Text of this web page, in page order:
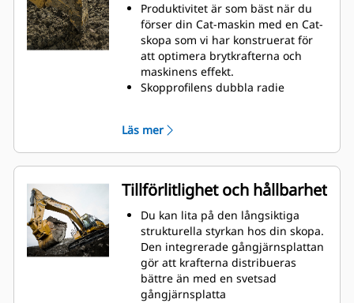
Produktivitet är som bäst när du
förser din Cat-maskin med en Cat-
skopa som vi har konstruerat för
att optimera brytkrafterna och
maskinens effekt.
Skopprofilens dubbla radie
frigång säkerställer att skopans
botten inte släpar, vilket minskar
underhållskostnaderna.
Bränsleförbrukningstoppar under
grävning. Cat-skoporna är
utformade för att skära genom
material snabbt och förbättra
maskinens totala effektivitet.
Lasta mer material på kortare tid.
Skopans form och sidostänger
håller de flesta material i din
Läs mer
Tillförlitlighet och hållbarhet
Du kan lita på den långsiktiga
strukturella styrkan hos din skopa.
Den integrerade gångjärnsplattan
gör att krafterna distribueras
bättre än med en svetsad
gångjärnsplatta